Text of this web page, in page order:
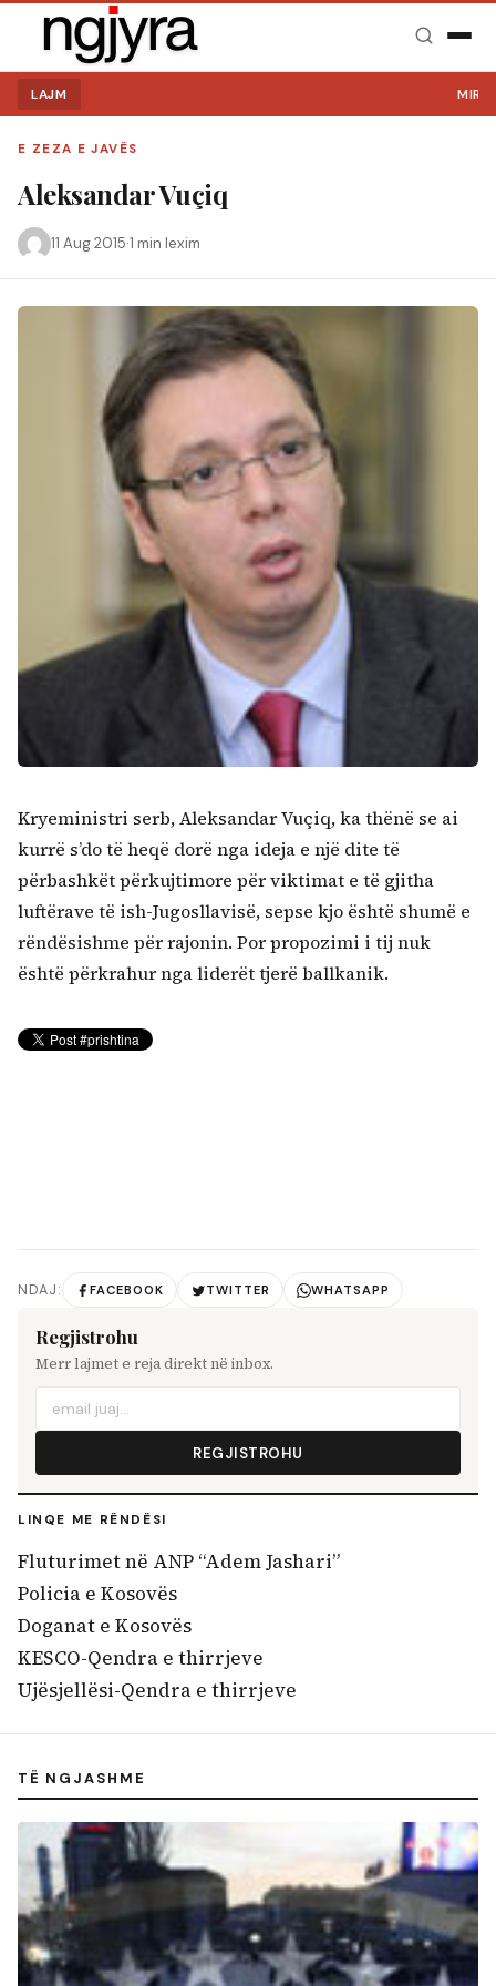
LAJM MIRË
E ZEZA E JAVËS
Aleksandar Vuçiq
11 Aug 2015·1 min lexim
Kryeministri serb, Aleksandar Vuçiq, ka thënë se ai
kurrë s’do të heqë dorë nga ideja e një dite të
përbashkët përkujtimore për viktimat e të gjitha
luftërave të ish-Jugosllavisë, sepse kjo është shumë e
rëndësishme për rajonin. Por propozimi i tij nuk
është përkrahur nga liderët tjerë ballkanik.
NDAJ: FACEBOOK TWITTER WHATSAPP
Regjistrohu
Merr lajmet e reja direkt në inbox.
REGJISTROHU
LINQE ME RËNDËSI
Fluturimet në ANP “Adem Jashari”
Policia e Kosovës
Doganat e Kosovës
KESCO-Qendra e thirrjeve
Ujësjellësi-Qendra e thirrjeve
TË NGJASHME